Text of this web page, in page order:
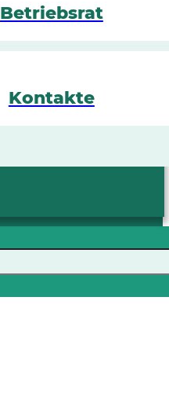
Betriebsrat
Kontakte